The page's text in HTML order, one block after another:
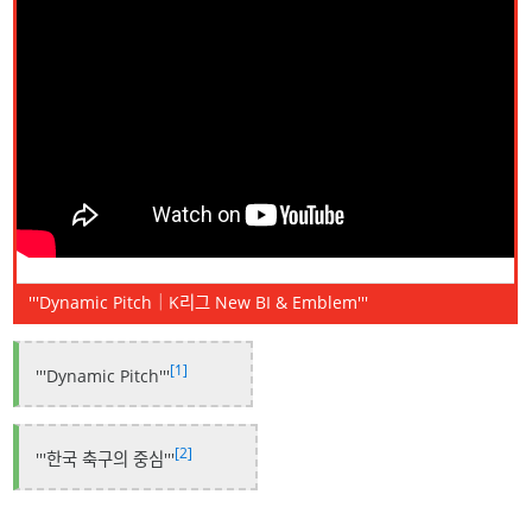
'''Dynamic Pitch｜K리그 New BI & Emblem'''
'''Dynamic Pitch'''[1]
'''한국 축구의 중심'''[2]